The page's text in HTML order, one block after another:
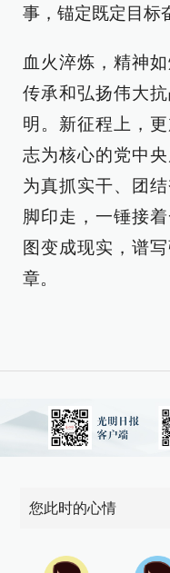
事，锚定既定目标
血火淬炼，精神
传承和弘扬伟大
明。新征程上，
志为核心的党中
为真抓实干、团
脚印走，一锤接
图变成现实，谱
章。
您此时的心情